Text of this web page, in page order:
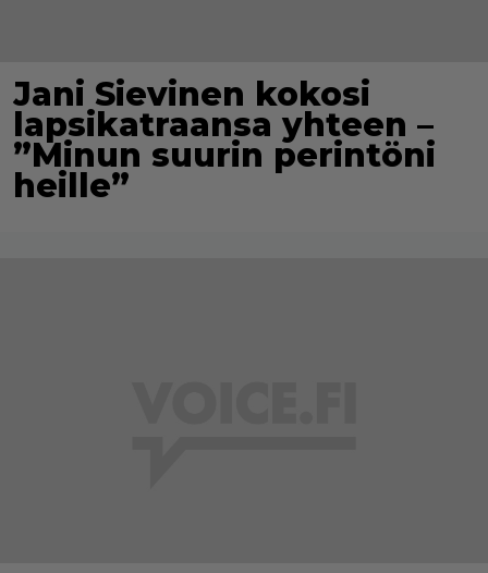
Jani Sievinen kokosi
lapsikatraansa yhteen –
”Minun suurin perintöni
heille”